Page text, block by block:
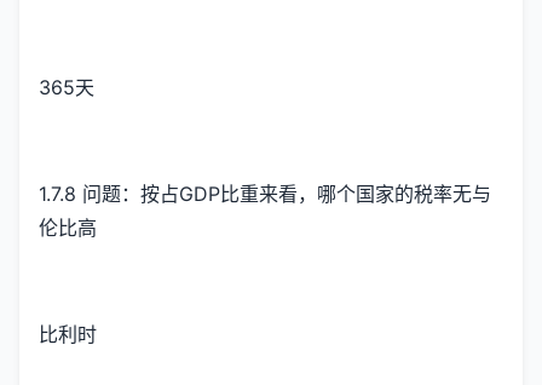
365天
1.7.8 问题：按占GDP比重来看，哪个国家的税率无与
伦比高
比利时